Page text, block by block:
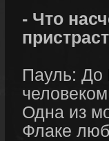
- Что
Пауль: До
Одна из
Флаке